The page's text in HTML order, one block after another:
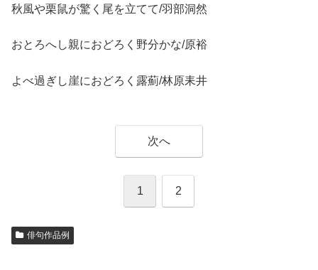
秋風や栗鼠が驚く尾を立てて/羽部洞然
おとろへし親におどろく野分かな/原裕
よべ過ぎし崖におどろく露薊/林原耒井
次へ
1 2
俳句作品例